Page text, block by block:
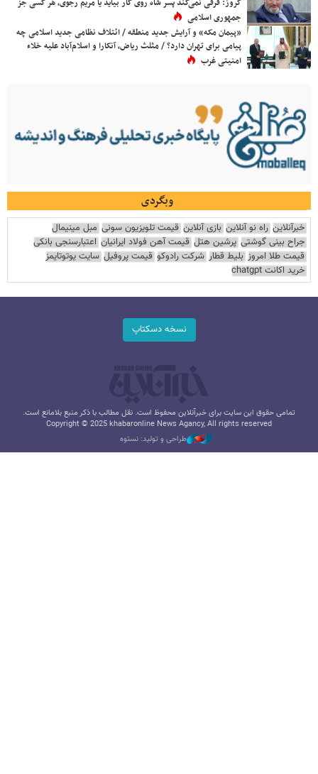
جمهوری اسلامی
«پیمان مکه» و آرایش جدید منطقه / ائتلاف نظامی جدید اسلامی چه
پیامی برای تهران دارد؟ / مثلث ریاض، آنکارا و اسلام‌آباد علیه خلاء
امنیتی غرب
وبگردی
خبرآنلاین راه نو آنلاین بازی آنلاین قیمت تلویزیون سونی مبل مینیمال
جراح بینی گوشتی پرشین هتل قیمت آهن فولاد ایرانیان اعتبارسنجی بانکی
قیمت طلا امروز بلیط قطار شرکت رادوکو قیمت پروفیل سایت یوتوتایمز
خرید اکانت chatgpt
نسخه دسکتاپ
تمامی حقوق این سایت برای خبرآنلاین محفوظ است. نقل مطالب با ذکر منبع بلامانع است.
Copyright © 2025 khabaronline News Agancy, All rights reserved
طراحی و تولید: نستوه